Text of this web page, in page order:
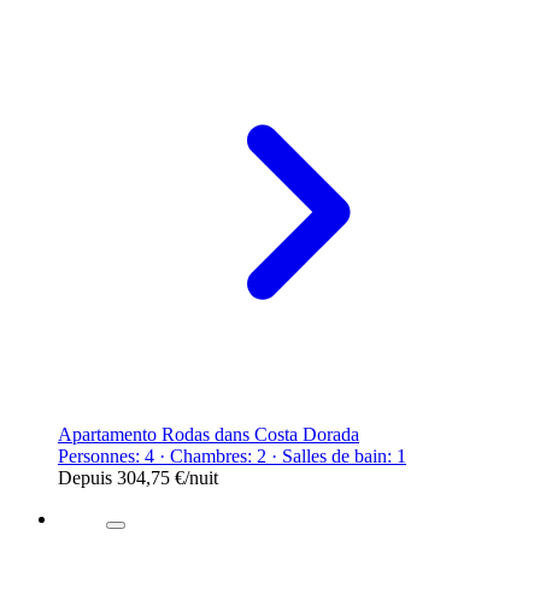
Apartamento Rodas dans Costa Dorada
Personnes: 4 · Chambres: 2 · Salles de bain: 1
Depuis 304,75 €/nuit